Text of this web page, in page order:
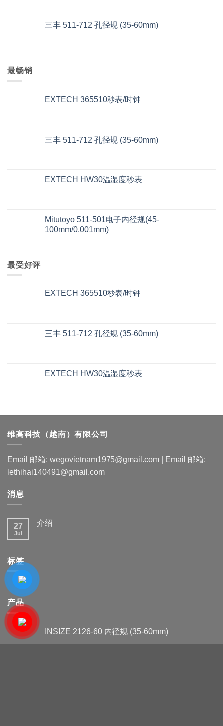
三丰 511-712 孔径规 (35-60mm)
最畅销
EXTECH 365510秒表/时钟
三丰 511-712 孔径规 (35-60mm)
EXTECH HW30温湿度秒表
Mitutoyo 511-501电子内径规(45-
100mm/0.001mm)
最受好评
EXTECH 365510秒表/时钟
三丰 511-712 孔径规 (35-60mm)
EXTECH HW30温湿度秒表
维高科技（越南）有限公司
Email 邮箱: wegovietnam1975@gmail.com | Email 邮箱:
lethihai140491@gmail.com
消息
27
Jul
介绍
标签
产品
INSIZE 2126-60 内径规 (35-60mm)